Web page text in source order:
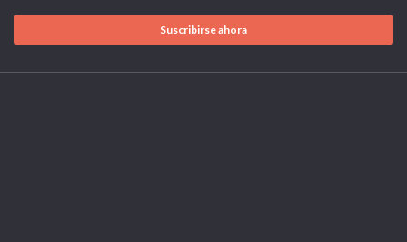
Suscribirse ahora